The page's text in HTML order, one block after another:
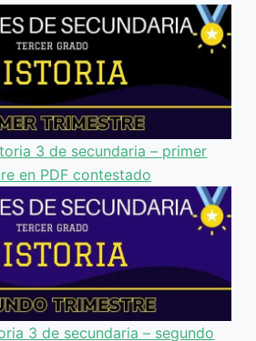
3 de secundaria – primer
en PDF contestado
3 de secundaria – segundo